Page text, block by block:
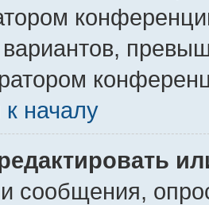
вариантов,
началу
сообщения,